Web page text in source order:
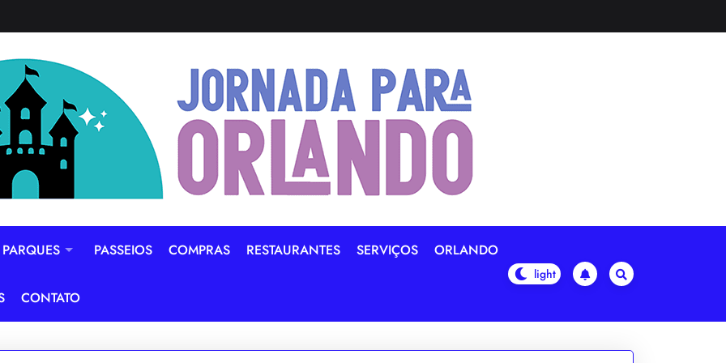
PARQUES PASSEIOS COMPRAS RESTAURANTES SERVIÇOS ORLANDO
CONTATO